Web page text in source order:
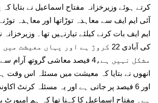
کرتے ہوئے وزیرخزانہ مفتاح اسماعیل نے بتایا
آئی ایم ایف سے معاہدہ توڑاتھا اور معاہدہ
ایم ایف بات کرنے کیلئے تیارنہیں تھا۔ وزیرخزانہ
کی آبادی 22 کروڑ ہے اور یہاں معیشت
مشکل نہیں ہے،4 فیصد معاشی گروتھ
اور 6 فیصد پر جاتی ہے اور یہ مسئلہ کرنٹ
ہے۔ مفتاح اسماعیل کا کہنا تھا کہ ہم امپورٹ